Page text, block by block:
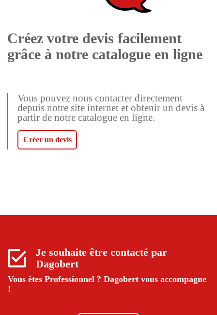
Créez votre devis facilement
grâce à notre catalogue en ligne
Vous pouvez nous contacter directement
depuis notre site internet et obtenir un devis à
partir de notre catalogue en ligne.
Créer un devis
Je souhaite être contacté par
Dagobert
Vous êtes Professionnel ? Dagobert vous accompagne
!